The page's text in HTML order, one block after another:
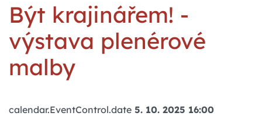
Být krajinářem! -
výstava plenérové
malby
calendar.EventControl.date 5. 10. 2025 16:00